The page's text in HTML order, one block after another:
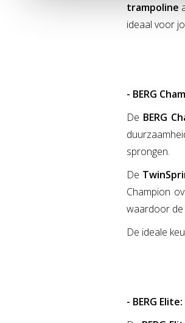
trampoline
ideaal voor
- BERG
De BERG
sprongen.
De
Champion
waardoor de
De ideale
- BERG